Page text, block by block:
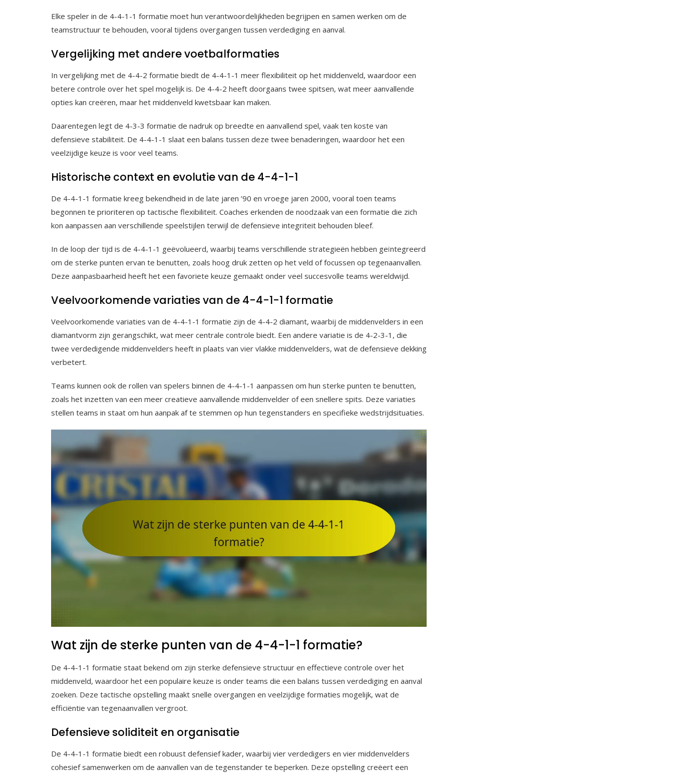
Elke speler in de 4-4-1-1 formatie moet hun verantwoordelijkheden begrijpen en samen werken om de
teamstructuur te behouden, vooral tijdens overgangen tussen verdediging en aanval.
Vergelijking met andere voetbalformaties
In vergelijking met de 4-4-2 formatie biedt de 4-4-1-1 meer flexibiliteit op het middenveld, waardoor een
betere controle over het spel mogelijk is. De 4-4-2 heeft doorgaans twee spitsen, wat meer aanvallende
opties kan creëren, maar het middenveld kwetsbaar kan maken.
Daarentegen legt de 4-3-3 formatie de nadruk op breedte en aanvallend spel, vaak ten koste van
defensieve stabiliteit. De 4-4-1-1 slaat een balans tussen deze twee benaderingen, waardoor het een
veelzijdige keuze is voor veel teams.
Historische context en evolutie van de 4-4-1-1
De 4-4-1-1 formatie kreeg bekendheid in de late jaren ’90 en vroege jaren 2000, vooral toen teams
begonnen te prioriteren op tactische flexibiliteit. Coaches erkenden de noodzaak van een formatie die zich
kon aanpassen aan verschillende speelstijlen terwijl de defensieve integriteit behouden bleef.
In de loop der tijd is de 4-4-1-1 geëvolueerd, waarbij teams verschillende strategieën hebben geïntegreerd
om de sterke punten ervan te benutten, zoals hoog druk zetten op het veld of focussen op tegenaanvallen.
Deze aanpasbaarheid heeft het een favoriete keuze gemaakt onder veel succesvolle teams wereldwijd.
Veelvoorkomende variaties van de 4-4-1-1 formatie
Veelvoorkomende variaties van de 4-4-1-1 formatie zijn de 4-4-2 diamant, waarbij de middenvelders in een
diamantvorm zijn gerangschikt, wat meer centrale controle biedt. Een andere variatie is de 4-2-3-1, die
twee verdedigende middenvelders heeft in plaats van vier vlakke middenvelders, wat de defensieve dekking
verbetert.
Teams kunnen ook de rollen van spelers binnen de 4-4-1-1 aanpassen om hun sterke punten te benutten,
zoals het inzetten van een meer creatieve aanvallende middenvelder of een snellere spits. Deze variaties
stellen teams in staat om hun aanpak af te stemmen op hun tegenstanders en specifieke wedstrijdsituaties.
Wat zijn de sterke punten van de 4-4-1-1 formatie?
De 4-4-1-1 formatie staat bekend om zijn sterke defensieve structuur en effectieve controle over het
middenveld, waardoor het een populaire keuze is onder teams die een balans tussen verdediging en aanval
zoeken. Deze tactische opstelling maakt snelle overgangen en veelzijdige formaties mogelijk, wat de
efficiëntie van tegenaanvallen vergroot.
Defensieve soliditeit en organisatie
De 4-4-1-1 formatie biedt een robuust defensief kader, waarbij vier verdedigers en vier middenvelders
cohesief samenwerken om de aanvallen van de tegenstander te beperken. Deze opstelling creëert een